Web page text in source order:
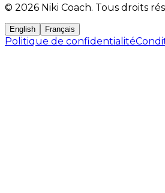
© 2026 Niki Coach. Tous droits
English Français
Politique de confidentialité